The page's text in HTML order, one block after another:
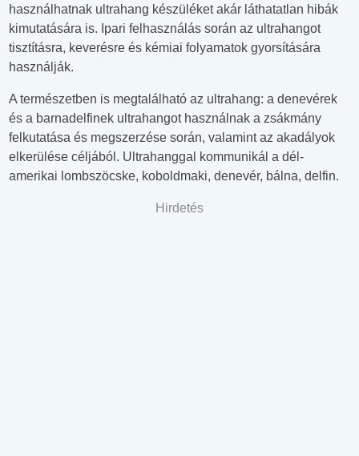
használhatnak ultrahang készüléket akár láthatatlan hibák
kimutatására is. Ipari felhasználás során az ultrahangot
tisztításra, keverésre és kémiai folyamatok gyorsítására
használják.
A természetben is megtalálható az ultrahang: a denevérek
és a barnadelfinek ultrahangot használnak a zsákmány
felkutatása és megszerzése során, valamint az akadályok
elkerülése céljából. Ultrahanggal kommunikál a dél-
amerikai lombszöcske, koboldmaki, denevér, bálna, delfin.
Hirdetés